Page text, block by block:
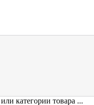
категории товара ...